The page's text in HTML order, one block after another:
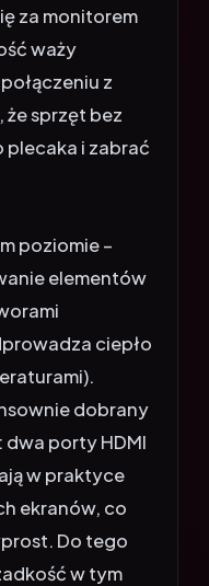
za monitorem
waży
z
że sprzęt bez
plecaka i zabrać
poziomie –
elementów
ciepło
dobrany
dwa porty HDMI
w praktyce
ekranów, co
Do tego
w tym